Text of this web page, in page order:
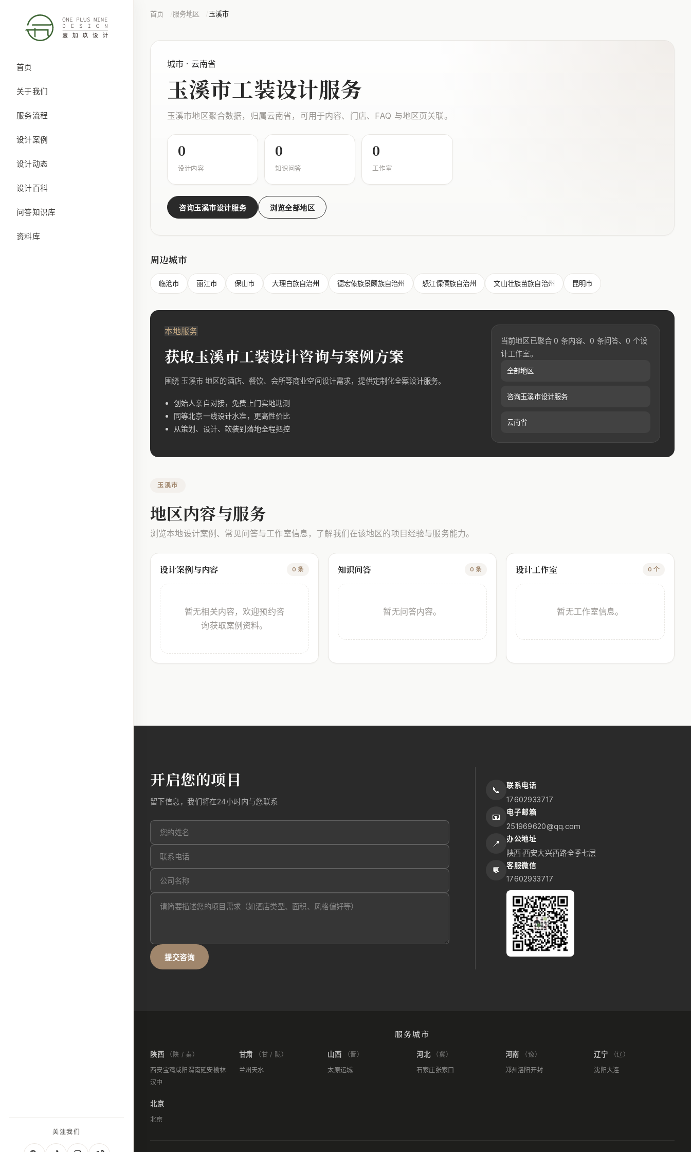
首页
关于我们
服务流程
设计案例
设计动态
设计百科
问答知识库
资料库
关注我们
首页 服务地区 玉溪市
城市 · 云南省
玉溪市工装设计服务
玉溪市地区聚合数据，归属云南省，可用于内容、门店、FAQ 与地区页关联。
0
设计内容
0
知识问答
0
工作室
咨询玉溪市设计服务 浏览全部地区
周边城市
临沧市 丽江市 保山市 大理白族自治州 德宏傣族景颇族自治州 怒江傈僳族自治州 文山壮族苗族自治州 昆明市
本地服务
获取玉溪市工装设计咨询与案例方案
围绕 玉溪市 地区的酒店、餐饮、会所等商业空间设计需求，提供定制化全案设计服务。
创始人亲自对接，免费上门实地勘测
同等北京一线设计水准，更高性价比
从策划、设计、软装到落地全程把控
当前地区已聚合 0 条内容、0 条问答、0 个设
计工作室。
全部地区
咨询玉溪市设计服务
云南省
玉溪市
地区内容与服务
浏览本地设计案例、常见问答与工作室信息，了解我们在该地区的项目经验与服务能力。
设计案例与内容 0 条
暂无相关内容，欢迎预约咨
询获取案例资料。
知识问答 0 条
暂无问答内容。
设计工作室 0 个
暂无工作室信息。
开启您的项目
留下信息，我们将在24小时内与您联系
提交咨询
📞 联系电话
17602933717
📧 电子邮箱
251969620@qq.com
📍 办公地址
陕西·西安大兴西路全季七层
💬 客服微信
17602933717
服务城市
陕西
（陕 / 秦）
西安宝鸡咸阳 渭南延安榆林
汉中
甘肃
（甘 / 陇）
兰州 天水
山西
（晋）
太原运城
河北
（冀）
石家庄张家口
河南
（豫）
郑州 洛阳 开封
辽宁
（辽）
沈阳大连
北京
北京